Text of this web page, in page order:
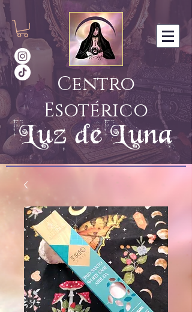
Centro
Esotérico
Luz de Luna